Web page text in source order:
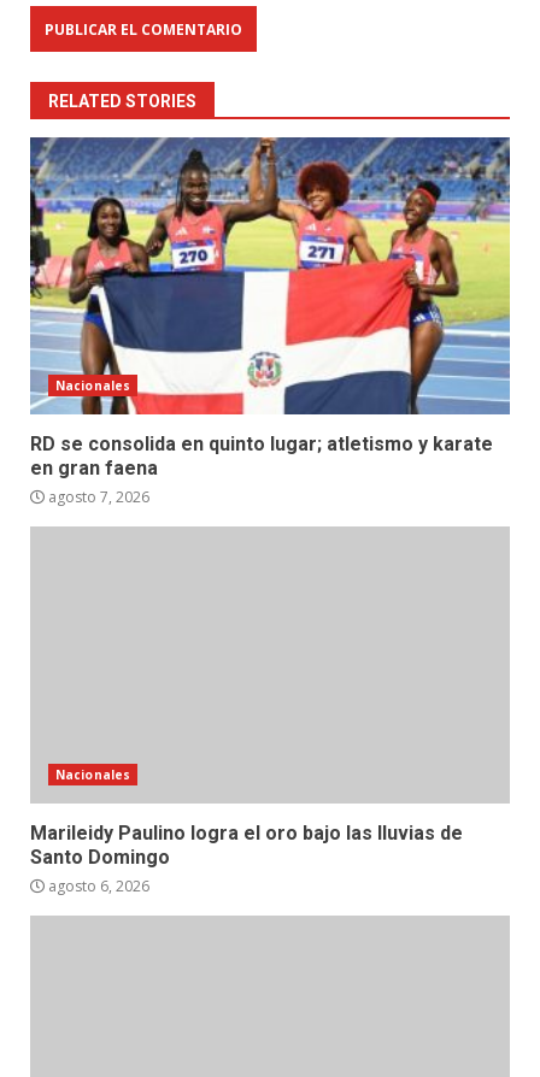
RELATED STORIES
Nacionales
RD se consolida en quinto lugar; atletismo y karate
en gran faena
agosto 7, 2026
Nacionales
Marileidy Paulino logra el oro bajo las lluvias de
Santo Domingo
agosto 6, 2026